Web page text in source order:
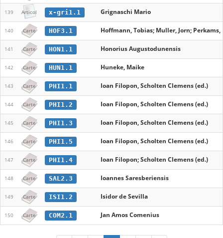
139 Articol x-gri1.1 Grignaschi Mario
140 Carte HOF3.1 Hoffmann, Tobias; Muller, Jorn;
141 Carte HON1.1 Honorius Augustodunensis
142 Carte HUN1.1 Huneke, Maike
143 Carte PHI1.1 Ioan Filopon, Scholten Clemens (ed.)
144 Carte PHI1.2 Ioan Filopon, Scholten Clemens (ed.)
145 Carte PHI1.3 Ioan Filopon, Scholten Clemens (ed.)
146 Carte PHI1.5 Ioan Filopon, Scholten Clemens (ed.)
147 Carte PHI1.4 Ioan Filopon; Scholten Clemens (ed.)
148 Carte SAL2.3 Ioannes Saresberiensis
149 Carte ISI1.2 Isidor de Sevilla
150 Carte COM2.1 Jan Amos Comenius